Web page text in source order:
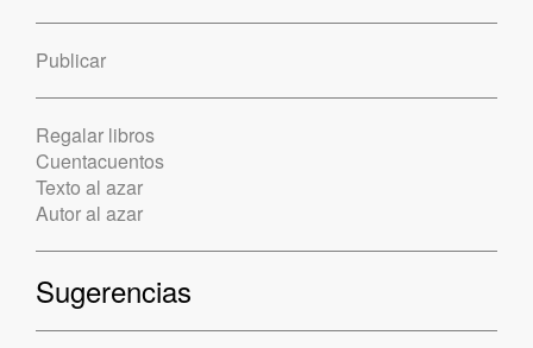
Publicar
Regalar libros
Cuentacuentos
Texto al azar
Autor al azar
Sugerencias